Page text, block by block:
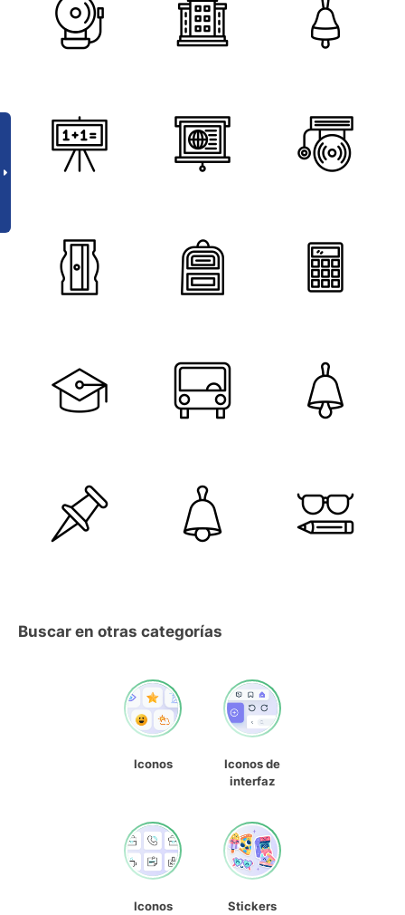
Buscar en otras categorías
Iconos
Iconos de
interfaz
Iconos
Stickers